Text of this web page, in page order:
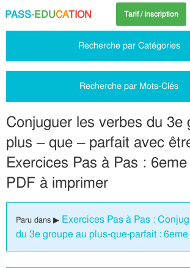
PASS-EDUCATION Tarif / Inscription
Recherche par Catégories
Recherche par Mots-Clés
Conjuguer les verbes du 3e
plus – que – parfait avec
Exercices Pas à Pas :
PDF à imprimer
Paru dans ▶ Exercices Pas à Pas :
du 3e groupe au plus-que-parfait :